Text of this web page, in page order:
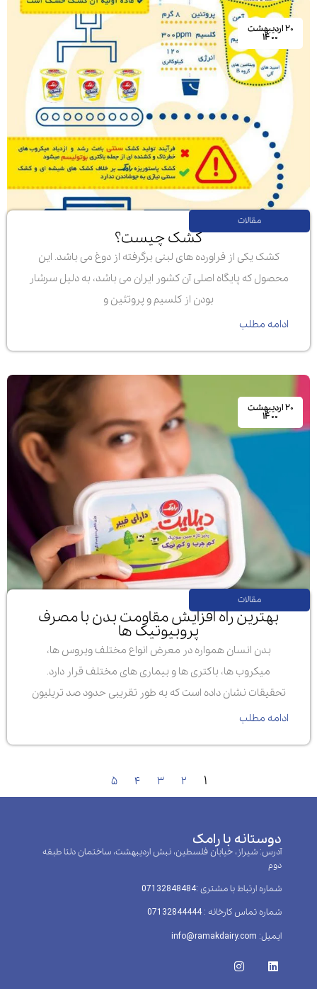
۲۰ اردیبهشت
۱۴۰۰
مقالات
کشک چیست؟
کشک یکی از فراورده های لبنی برگرفته از دوغ می باشد. این
محصول که پایگاه اصلی آن کشور ایران می باشد، به دلیل سرشار
بودن از کلسیم و پروتئین و
ادامه مطلب
۲۰ اردیبهشت
۱۴۰۰
مقالات
بهترین راه افزایش مقاومت بدن با مصرف
پروبیوتیک ها
بدن انسان همواره در معرض انواع مختلف ویروس ها،
میکروب ها، باکتری ها و بیماری های مختلف قرار دارد.
تحقیقات نشان داده است که به طور تقریبی حدود صد تریلیون
ادامه مطلب
۱ ۲ ۳ ۴ ۵
دوستانه با رامک
آدرس: شیراز، خیابان فلسطین، نبش اردیبهشت، ساختمان دلتا طبقه
دوم
شماره ارتباط با مشتری :‌07132848484
شماره تماس کارخانه : 07132844444
ایمیل: info@ramakdairy.com